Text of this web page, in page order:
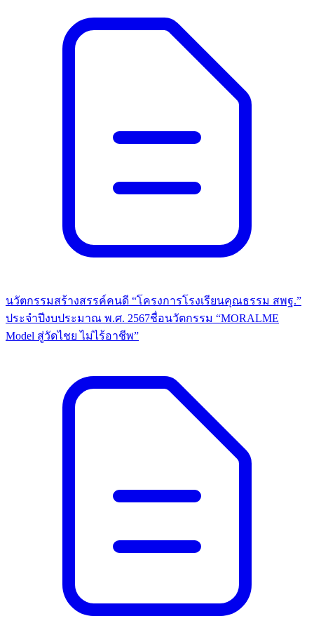
นวัตกรรมสร้างสรรค์คนดี “โครงการโรงเรียนคุณธรรม สพฐ.”
ประจำปีงบประมาณ พ.ศ. 2567ชื่อนวัตกรรม “MORALME
Model สู่วัดไชย ไม่ไร้อาชีพ”